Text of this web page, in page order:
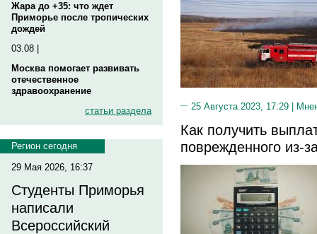
Жара до +35: что ждет
Приморье после тропических
дождей
03.08 |
Москва помогает развивать
отечественное
здравоохранение
статьи раздела
Регион сегодня
29 Мая 2026, 16:37
Студенты Приморья
написали
Всероссийский
25 Августа 2023, 17:29 |
Как получить
поврежденного из-